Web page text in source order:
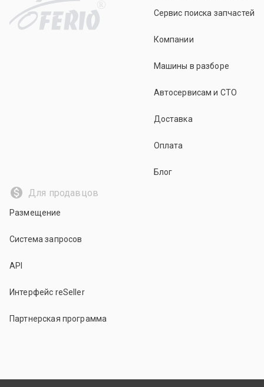
R
Сервис поиска запчастей
Компании
Машины в разборе
Автосервисам и СТО
Доставка
Оплата
Блог
Для продавцов
Размещение
Система запросов
API
Интерфейс reSeller
Партнерская программа